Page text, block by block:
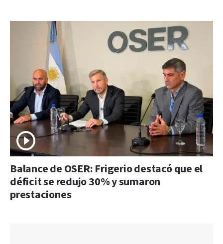
Balance de OSER: Frigerio destacó que el
déficit se redujo 30% y sumaron
prestaciones